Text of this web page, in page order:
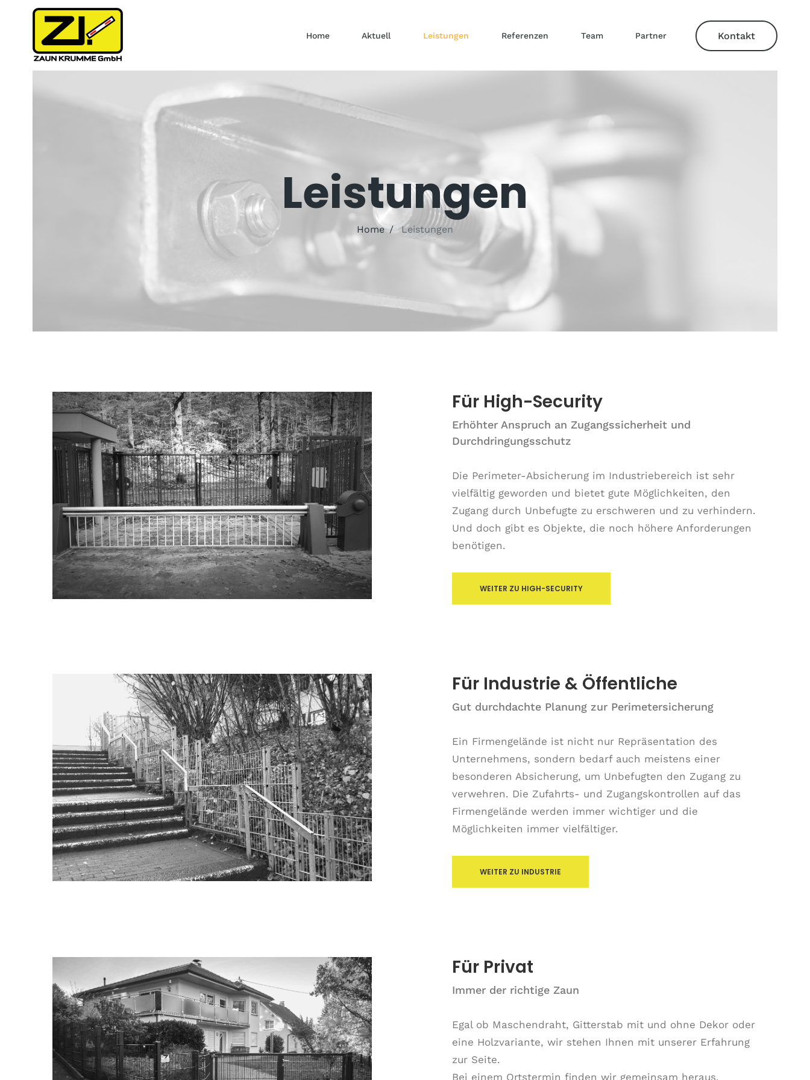
Home Aktuell Leistungen Referenzen Team Partner Kontakt
Leistungen
Home Leistungen
Für High-Security
Erhöhter Anspruch an Zugangssicherheit und
Durchdringungsschutz
Die Perimeter-Absicherung im Industriebereich ist sehr
vielfältig geworden und bietet gute Möglichkeiten, den
Zugang durch Unbefugte zu erschweren und zu verhindern.
Und doch gibt es Objekte, die noch höhere Anforderungen
benötigen.
WEITER ZU HIGH-SECURITY
Für Industrie & Öffentliche
Gut durchdachte Planung zur Perimetersicherung
Ein Firmengelände ist nicht nur Repräsentation des
Unternehmens, sondern bedarf auch meistens einer
besonderen Absicherung, um Unbefugten den Zugang zu
verwehren. Die Zufahrts- und Zugangskontrollen auf das
Firmengelände werden immer wichtiger und die
Möglichkeiten immer vielfältiger.
WEITER ZU INDUSTRIE
Für Privat
Immer der richtige Zaun
Egal ob Maschendraht, Gitterstab mit und ohne Dekor oder
eine Holzvariante, wir stehen Ihnen mit unserer Erfahrung
zur Seite.
Bei einem Ortstermin finden wir gemeinsam heraus,